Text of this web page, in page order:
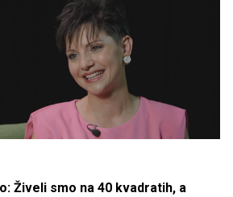
Živeli smo na 40 kvadratih, a